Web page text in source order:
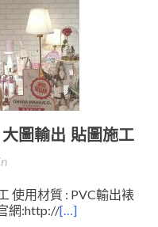
圖輸出 貼圖施工
使用材質 : PVC輸出裱
網:http://[…]